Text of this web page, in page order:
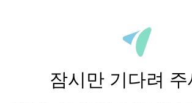
잠시만 기다려 주